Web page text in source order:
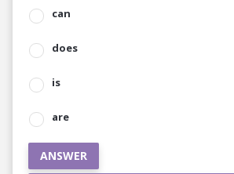
can
does
is
are
ANSWER